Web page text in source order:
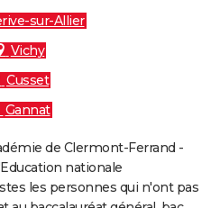
sur-Allier
Vichy
Cusset
Gannat
de Clermont-Ferrand -
nationale
les personnes qui n'ont pas